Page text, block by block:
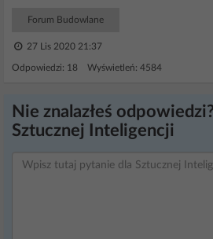
Forum Budowlane
27 Lis 2020 21:37
Odpowiedzi: 18 Wyświetleń: 4584
Nie znalazłeś
Sztucznej Inteligencji